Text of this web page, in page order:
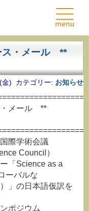
ス・メール **
金) カテゴリー: お知らせ
・メール **
際学術会議
Council）
「Science as a
ーバルな
の日本語仮訳を
ポジウム